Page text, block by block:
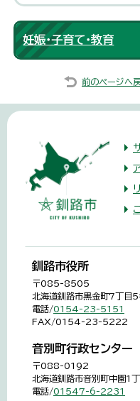
妊娠・子育て・教育
前のページへ
釧路市役所
〒085-8505
北海道釧路市黒金町7丁目5
電話/0154-23-5151
FAX/0154-23-5222
音別町行政センター
〒088-0192
北海道釧路市音別町中園1
電話/01547-6-2231